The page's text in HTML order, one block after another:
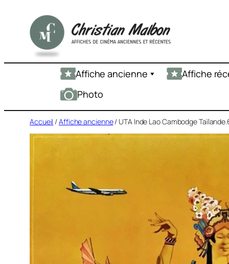
contenu
Affiche ancienne Affiche
Photo
Accueil /Affiche ancienne/ UTA Inde Lao Cambodge